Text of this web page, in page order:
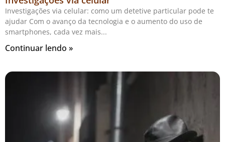
Investigações via celular: como um detetive particular pode te
ajudar Com o avanço da tecnologia e o aumento do uso de
smartphones, cada vez mais
Continuar lendo »